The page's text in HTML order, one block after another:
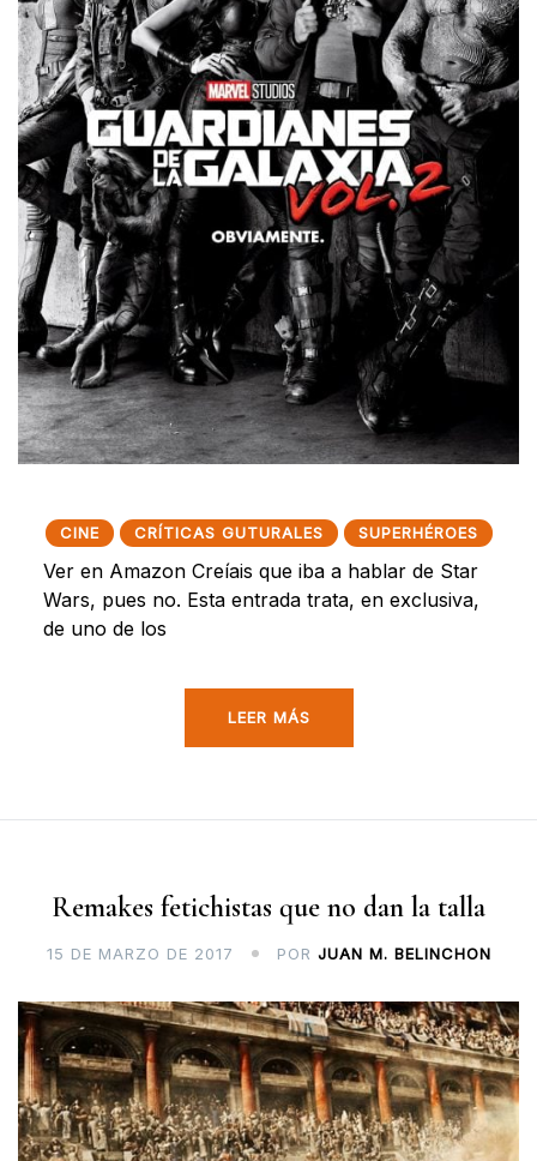
CINE CRÍTICAS GUTURALES SUPERHÉROES
Ver en Amazon Creíais que iba a hablar de Star
Wars, pues no. Esta entrada trata, en exclusiva,
de uno de los
LEER MÁS
Remakes fetichistas que no dan la talla
15 DE MARZO DE 2017 POR JUAN M. BELINCHON